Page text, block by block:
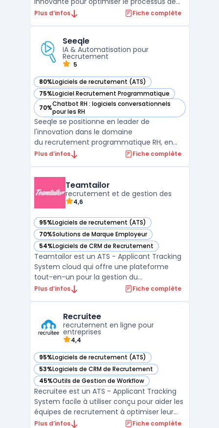
recrutement grâce aux entretiens virtuels.
personnalité des candidats en ligne à
travers des ...
Plus d’infos Fiche complète
Seeqle
IA & Automatisation pour
Recrutement
5
80%Logiciels de recrutement (ATS)
— voir Seeqle dans cette catégorie
75%Logiciel Recrutement Programmatique
— voir Seeqle dans cette catégorie
70%Chatbot RH : logiciels conversationnels
pour les RH
— voir Seeqle dans cette catégorie
Seeqle se positionne en leader de
l'innovation dans le domaine
du recrutement programmatique RH, en
intégrant l'intelligence artificielle pour une
révolutionnaire transforme la manière dont
les entreprises attiren ...
Plus d’infos Fiche complète
Teamtailor
recrutement et de gestion des
4,6
95%Logiciels de recrutement (ATS)
— voir Teamtailor dans cette catégorie
70%Solutions de Marque Employeur
— voir Teamtailor dans cette catégorie
54%Logiciels de CRM de Recrutement
— voir Teamtailor dans cette catégorie
Teamtailor est un ATS - Applicant Tracking
System cloud qui offre une plateforme
tout-en-un pour la gestion du
recrutement. Les offres d'emploi peuvent
logiciel permet également de filtrer les
candidatures en fon ...
Plus d’infos Fiche complète
Recruitee
recrutement en ligne pour
entreprises
4,4
95%Logiciels de recrutement (ATS)
— voir Recruitee dans cette catégorie
53%Logiciels de CRM de Recrutement
— voir Recruitee dans cette catégorie
45%Outils de Gestion de Workflow
— voir Recruitee dans cette catégorie
Recruitee est un ATS - Applicant Tracking
System facile à utiliser conçu pour aider les
équipes de recrutement à optimiser leur
processus de recrutement. Avec Recruitee,
Plus d’infos Fiche complète